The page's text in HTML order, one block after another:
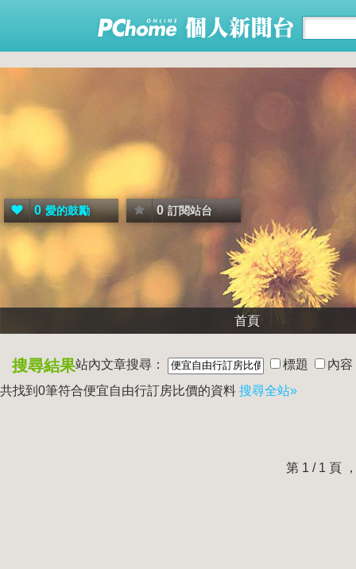
0 愛的鼓勵 0 訂閱站台
首頁
搜尋結果站內文章搜尋： 標題
內容
共找到0筆符合便宜自由行訂房比價的資料 搜尋全站»
第 1 / 1